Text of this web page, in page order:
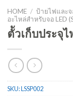
HOME / ป้ายไฟและจ
อะไหล่สำหรับจอ LED
ตััวเก็บประจุ
SKU:LSSP002